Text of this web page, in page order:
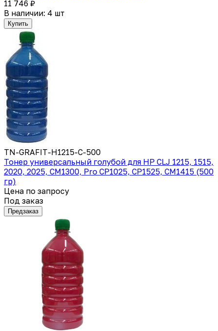
11 746 ₽
В наличии: 4 шт
Купить
TN-GRAFIT-H1215-C-500
Тонер универсальный голубой для HP CLJ 1215, 1515,
2020, 2025, CM1300, Pro CP1025, CP1525, CM1415 (500
гр)
Цена по запросу
Под заказ
Предзаказ